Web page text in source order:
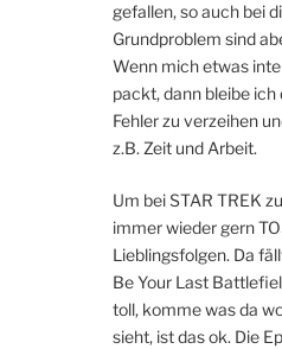
gefallen, so auch bei
Grundproblem sind
Wenn mich etwas
packt, dann bleibe ich
Fehler zu verzeihen
z.B. Zeit und Arbeit.
Um bei STAR TREK
immer wieder gern
Lieblingsfolgen. Da
Be Your Last
toll, komme was da
sieht, ist das ok. Die